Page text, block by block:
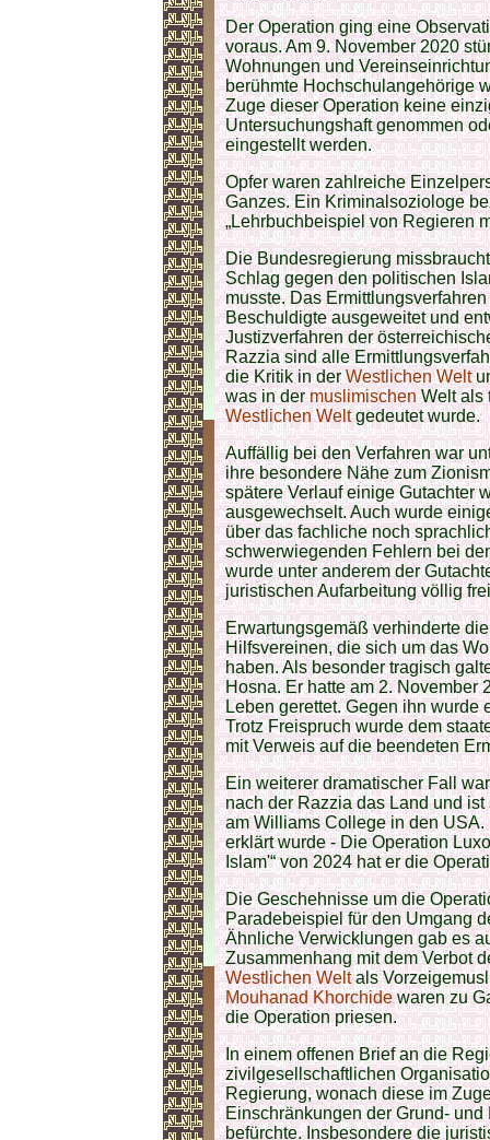
Der Operation ging eine
voraus. Am 9. November 2020
Wohnungen und
berühmte Hochschulangehörige
Zuge dieser Operation keine
Untersuchungshaft genommen
eingestellt werden.
Opfer waren zahlreiche
Ganzes. Ein Kriminalsoziologe
„Lehrbuchbeispiel von Regieren
Die Bundesregierung
Schlag gegen den politischen
musste. Das
Beschuldigte ausgeweitet und
Justizverfahren der
Razzia sind alle
die Kritik in derWestlichen Welt
was in dermuslimischenWelt als
Westlichen Weltgedeutet wurde.
Auffällig bei den Verfahren war
ihre besondere Nähe zum
spätere Verlauf einige Gutachter
ausgewechselt. Auch wurde
über das fachliche noch
schwerwiegenden Fehlern bei
wurde unter anderem der
juristischen Aufarbeitung völlig
Erwartungsgemäß verhinderte
Hilfsvereinen, die sich um das
haben. Als besonder tragisch
Hosna. Er hatte am 2. November
Leben gerettet. Gegen ihn wurde
Trotz Freispruch wurde dem
mit Verweis auf die beendeten
Ein weiterer dramatischer Fall
nach der Razzia das Land und
am Williams College in den USA.
erklärt wurde - Die Operation
Islam'“ von 2024 hat er die
Die Geschehnisse um die
Paradebeispiel für den Umgang
Ähnliche Verwicklungen gab es
Zusammenhang mit dem Verbot
Westlichen Weltals
Mouhanad Khorchidewaren zu
die Operation priesen.
In einem offenen Brief an die
zivilgesellschaftlichen
Regierung, wonach diese im
Einschränkungen der Grund-
befürchte. Insbesondere die